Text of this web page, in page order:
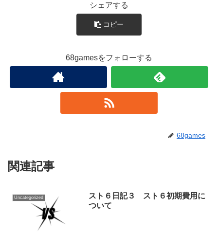
シェアする
コピー
68gamesをフォローする
68games
関連記事
Uncategorized
スト６日記３ スト６初期費用に
ついて